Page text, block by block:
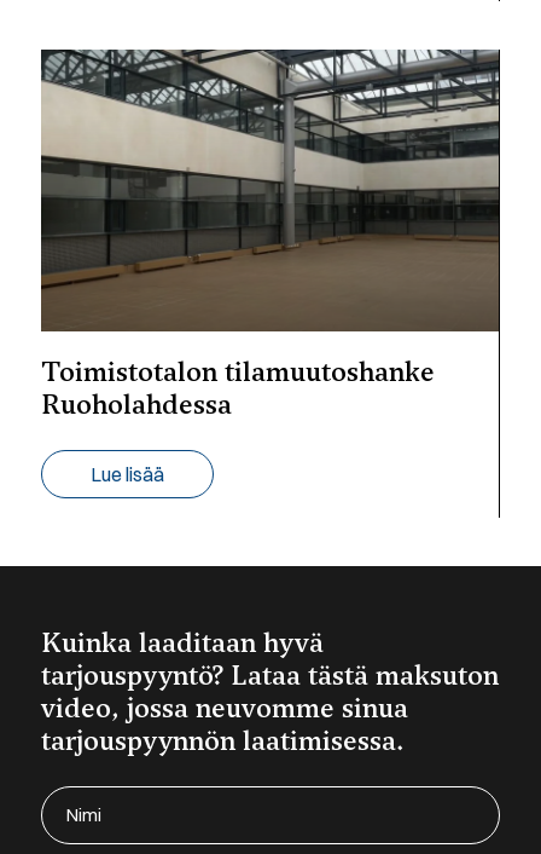
Toimistotalon tilamuutoshanke
Ruoholahdessa
Lue lisää
Kuinka laaditaan hyvä
tarjouspyyntö? Lataa tästä maksuton
video, jossa neuvomme sinua
tarjouspyynnön laatimisessa.
Nimi
(Required)